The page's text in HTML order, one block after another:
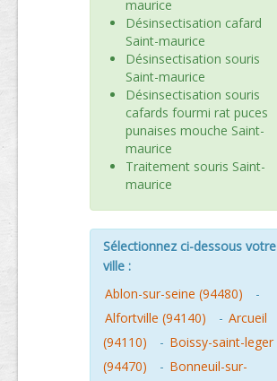
maurice
Désinsectisation cafard
Saint-maurice
Désinsectisation souris
Saint-maurice
Désinsectisation souris
cafards fourmi rat puces
punaises mouche Saint-
maurice
Traitement souris Saint-
maurice
Sélectionnez ci-dessous votre
ville :
Ablon-sur-seine (94480)
-
Alfortville (94140)
- Arcueil
(94110)
- Boissy-saint-leger
(94470)
- Bonneuil-sur-